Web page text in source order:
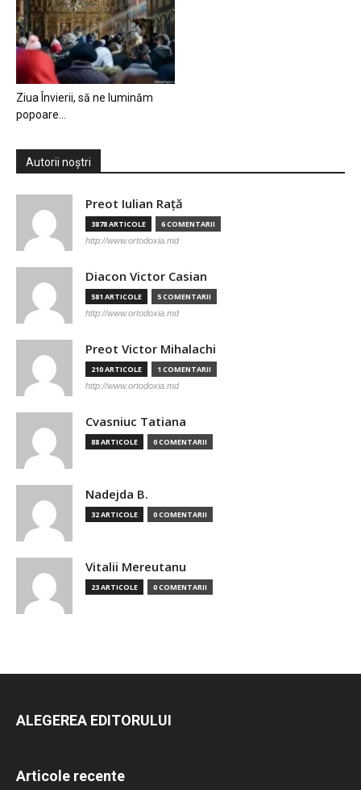
Ziua Învierii, să ne luminăm
popoare…
Autorii noștri
Preot Iulian Raţă
3878 ARTICOLE 6 COMENTARII
http://www.ortodoxia.md
Diacon Victor Casian
581 ARTICOLE 5 COMENTARII
http://www.ortodoxia.md
Preot Victor Mihalachi
210 ARTICOLE 1 COMENTARII
http://www.ortodoxia.md
Cvasniuc Tatiana
88 ARTICOLE 0 COMENTARII
Nadejda B.
32 ARTICOLE 0 COMENTARII
Vitalii Mereutanu
23 ARTICOLE 0 COMENTARII
ALEGEREA EDITORULUI
Articole recente